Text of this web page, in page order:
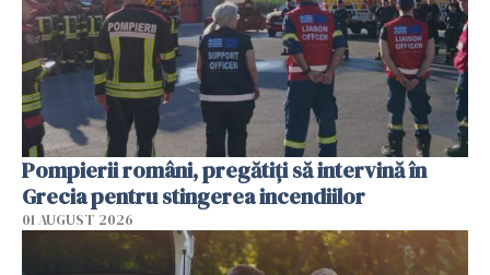
Pompierii români, pregătiţi să intervină în
Grecia pentru stingerea incendiilor
01 AUGUST 2026